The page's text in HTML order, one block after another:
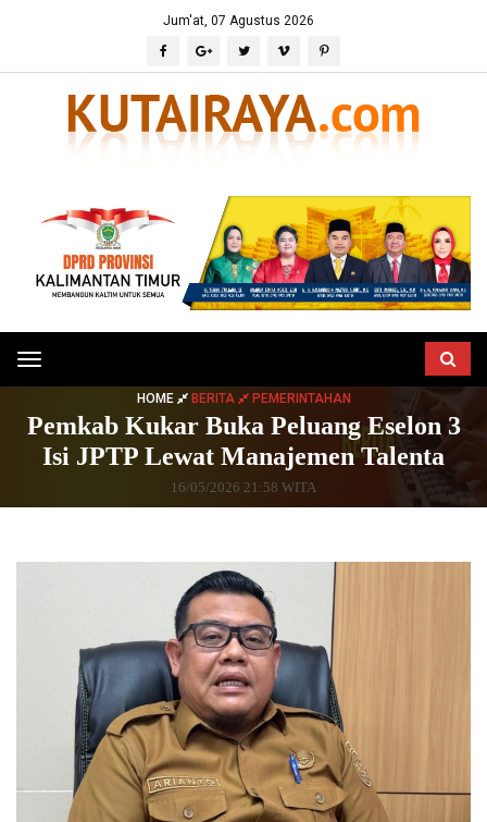
Jum'at, 07 Agustus 2026
Toggle
navigation
HOME BERITA PEMERINTAHAN
Pemkab Kukar Buka Peluang Eselon 3
Isi JPTP Lewat Manajemen Talenta
16/05/2026 21:58 WITA